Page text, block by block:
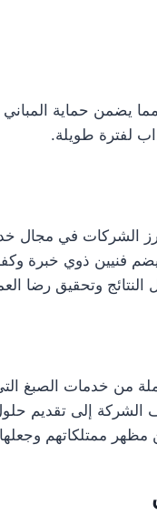
يضمن حماية المباني
لفترة طويلة.
الشركات في مجال
فنيين ذوي خبرة
وتحقيق رضا
من خدمات الصبغ التي
الشركة إلى تقديم
ممتلكاتهم وجعلها